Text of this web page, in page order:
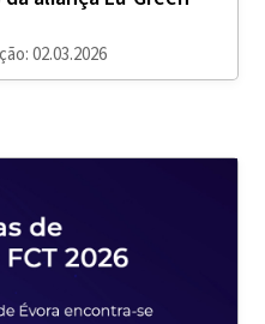
02.03.2026